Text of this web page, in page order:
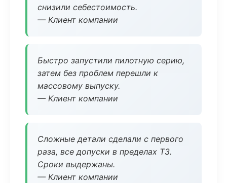
снизили себестоимость.
— Клиент компании
Быстро запустили пилотную серию,
затем без проблем перешли к
массовому выпуску.
— Клиент компании
Сложные детали сделали с первого
раза, все допуски в пределах ТЗ.
Сроки выдержаны.
— Клиент компании